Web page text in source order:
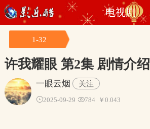
电视剧
1-32
许我耀眼 第2集 剧情介绍
一眼云烟
关注
2025-09-29 784 ￥0.043